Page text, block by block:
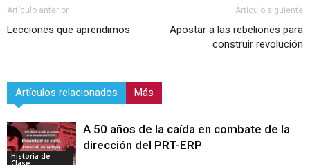
Artículo anterior
Lecciones que aprendimos
Artículo siguiente
Apostar a las rebeliones para
construir revolución
Artículos relacionados Más
Historia de
Clase
A 50 años de la caída en combate de la
dirección del PRT-ERP